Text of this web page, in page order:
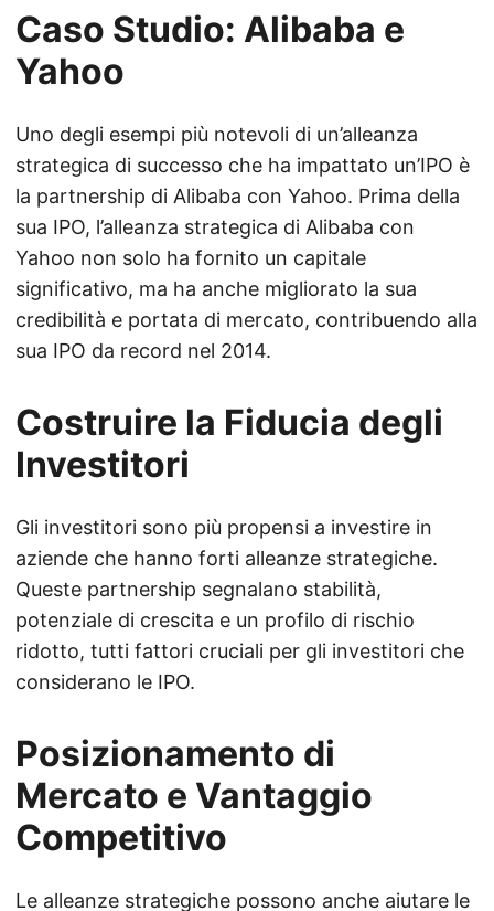
Caso Studio: Alibaba e
Yahoo
Uno degli esempi più notevoli di un’alleanza
strategica di successo che ha impattato un’IPO è
la partnership di Alibaba con Yahoo. Prima della
sua IPO, l’alleanza strategica di Alibaba con
Yahoo non solo ha fornito un capitale
significativo, ma ha anche migliorato la sua
credibilità e portata di mercato, contribuendo alla
sua IPO da record nel 2014.
Costruire la Fiducia degli
Investitori
Gli investitori sono più propensi a investire in
aziende che hanno forti alleanze strategiche.
Queste partnership segnalano stabilità,
potenziale di crescita e un profilo di rischio
ridotto, tutti fattori cruciali per gli investitori che
considerano le IPO.
Posizionamento di
Mercato e Vantaggio
Competitivo
Le alleanze strategiche possono anche aiutare le